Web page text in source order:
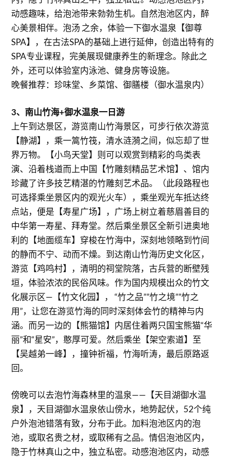
动感趣味，给泡池带来勃勃生机。自然泡池区内，醉
心美景相伴。泡汤 之余，体验一下御水温泉【御尊
SPA】，在古法SPA的基础上进行延伸，创造出特有的
SPA专业课程，完美展现健康养生的新理念。除此之
外，还可以体验室内泳池、健身房等设施。
晚餐推荐：珍味堂、乡菜馆、御膳楼（御水温泉内）
3、南山竹海+御水温泉一日游
上午到达景区，游览南山竹海景区，可步行依次游览
【静湖】，乘一篙竹筏，清水涟漪之间，似忘却了世
界万物。【小鸟天堂】则可以观赏到精彩的鸟类表
演、沿着栈道而上中国【竹雕刻精品艺术馆】、馆内
珍藏了许多技艺精湛的竹雕刻艺术品。（此段路程也
可选择乘坐景区内的观光火车），乘坐观光车抵达终
点站，便是【寿星广场】，广场上树立着慈眉善目的
中华第一寿星、拜寿堂。然后乘坐景区全新引进奥地
利的【地面缆车】穿梭在竹海中，深刻地领略到竹间
的静而不宁、动而不燥。到达南山竹海历史文化区，
游览【鸡鸣村】，清明的祠堂院落，古兵营的断壁残
垣，体验浓浓的民俗风味。作为国内规模出众的竹文
化展示区—【竹文化园】， “竹之品””竹之境””竹之
用”，让您在游览竹海的同时深刻体会竹的精神与内
涵。而另一边的【熊猫馆】内居住着两只国宝熊猫“华
丽”和“星安”，憨厚可爱。然后乘坐【架空索道】至
【吴越弟一峰】，撞钟祈福，竹海听涛，最后原路返
回。
傍晚可以去泡竹海森林里的温泉——【天目湖御水温
泉】，天目湖御水温泉依山傍水，地势起伏，52个纯
户外泡池错落有致，分布于此。加料泡池区内的泡
池，或取名贵之材，或取稀有之品。情侣泡池区内，
隐于竹林真山之中，独立私密。动感泡池区内，动感